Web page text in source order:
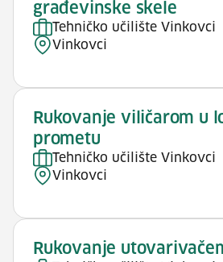
građevinske skele
Tehničko učilište Vinkovci
Vinkovci
Rukovanje viličarom u
prometu
Tehničko učilište Vinkovci
Vinkovci
Rukovanje